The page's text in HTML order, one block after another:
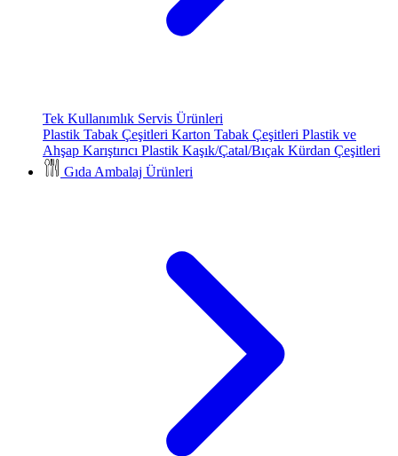
Tek Kullanımlık Servis Ürünleri
Plastik Tabak Çeşitleri Karton Tabak Çeşitleri Plastik ve
Ahşap Karıştırıcı Plastik Kaşık/Çatal/Bıçak Kürdan Çeşitleri
Gıda Ambalaj Ürünleri